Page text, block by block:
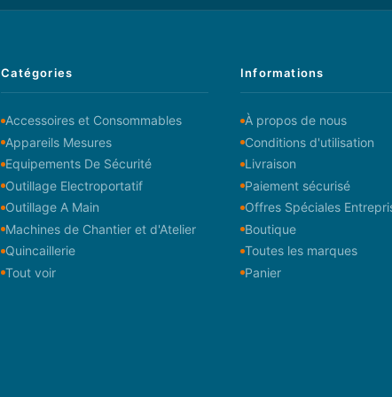
Catégories
Accessoires et Consommables
Appareils Mesures
Equipements De Sécurité
Outillage Electroportatif
Outillage A Main
Machines de Chantier et d'Atelier
Quincaillerie
Tout voir
Informations
À propos de nous
Conditions d'utilisation
Livraison
Paiement sécurisé
Offres Spéciales
Boutique
Toutes les marques
Panier